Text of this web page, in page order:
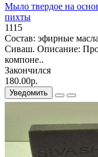
Мыло твердое на
пихты
1115
Состав: эфирные
Сиваш. Описание:
компоне..
Закончился
180.00р.
Уведомить